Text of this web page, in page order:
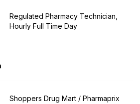
Regulated Pharmacy Technician,
Hourly Full Time Day
Shoppers Drug Mart / Pharmaprix